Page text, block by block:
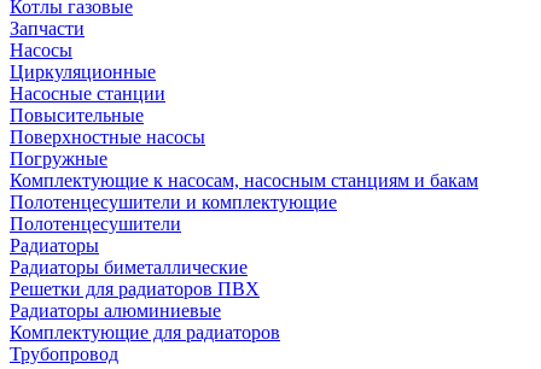
Котлы газовые
Запчасти
Насосы
Циркуляционные
Насосные станции
Повысительные
Поверхностные насосы
Погружные
Комплектующие к насосам, насосным станциям и бакам
Полотенцесушители и комплектующие
Полотенцесушители
Радиаторы
Радиаторы биметаллические
Решетки для радиаторов ПВХ
Радиаторы алюминиевые
Комплектующие для радиаторов
Трубопровод